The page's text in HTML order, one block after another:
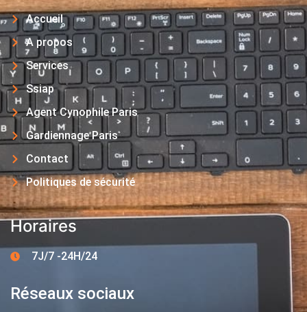
Accueil
A propos
Services
Ssiap
Agent Cynophile Paris
Gardiennage Paris
Contact
Politiques de sécurité
Horaires
7J/7 -24H/24
Réseaux sociaux